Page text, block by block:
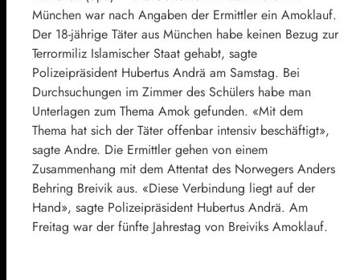
München war nach Angaben der Ermittler ein Amoklauf.
Der 18-jährige Täter aus München habe keinen Bezug zur
Terrormiliz Islamischer Staat gehabt, sagte
Polizeipräsident Hubertus Andrä am Samstag. Bei
Durchsuchungen im Zimmer des Schülers habe man
Unterlagen zum Thema Amok gefunden. «Mit dem
Thema hat sich der Täter offenbar intensiv beschäftigt»,
sagte Andre. Die Ermittler gehen von einem
Zusammenhang mit dem Attentat des Norwegers Anders
Behring Breivik aus. «Diese Verbindung liegt auf der
Hand», sagte Polizeipräsident Hubertus Andrä. Am
Freitag war der fünfte Jahrestag von Breiviks Amoklauf.